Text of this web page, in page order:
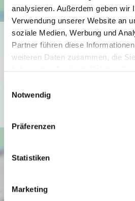
analysieren. Außerdem geben wir
Verwendung unserer Website an
soziale Medien, Werbung und
Partner führen diese
weiteren Daten zusammen, die
haben oder die sie im Rahmen
Notwendig
Präferenzen
Statistiken
Marketing
Ich bin damit einverstanden, dass
angezeigt werden.